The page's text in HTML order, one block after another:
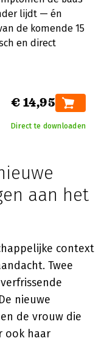
lijdt — én
de komende 15
en direct
€ 14,95
Direct te downloaden
aan het
context
Twee
nieuwe
de vrouw die
ook haar